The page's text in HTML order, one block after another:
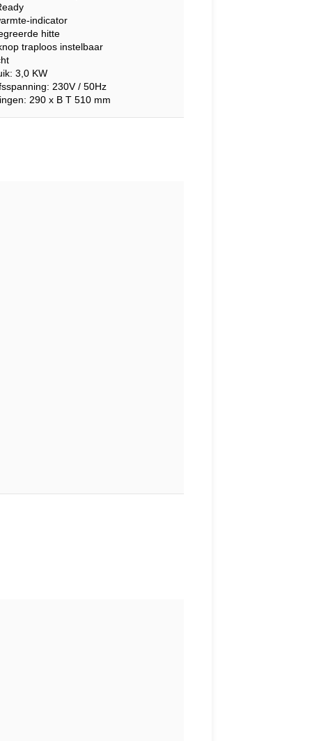
indicator
hitte
traploos instelbaar
3,0 KW
230V / 50Hz
290 x B T 510 mm